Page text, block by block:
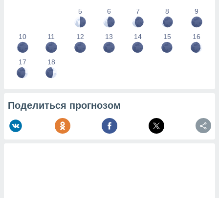
5
6 7 8 9
10 11 12 13 14 15 16
17 18
Поделиться прогнозом